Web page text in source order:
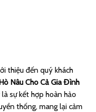
hiện
₫.
thiệu đến quý khách
Nâu Cho Cả Gia Đình
sự kết hợp hoàn hảo
thống, mang lại cảm